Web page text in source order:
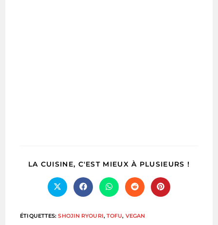
LA CUISINE, C'EST MIEUX À PLUSIEURS !
Ouvrir
dans
fenêtre
Ouvrir
dans
fenêtre
Ouvrir
dans
fenêtre
Ouvrir
dans
fenêtre
Ouvrir
dans
ÉTIQUETTES:SHOJIN RYOURI, TOFU, VEGAN